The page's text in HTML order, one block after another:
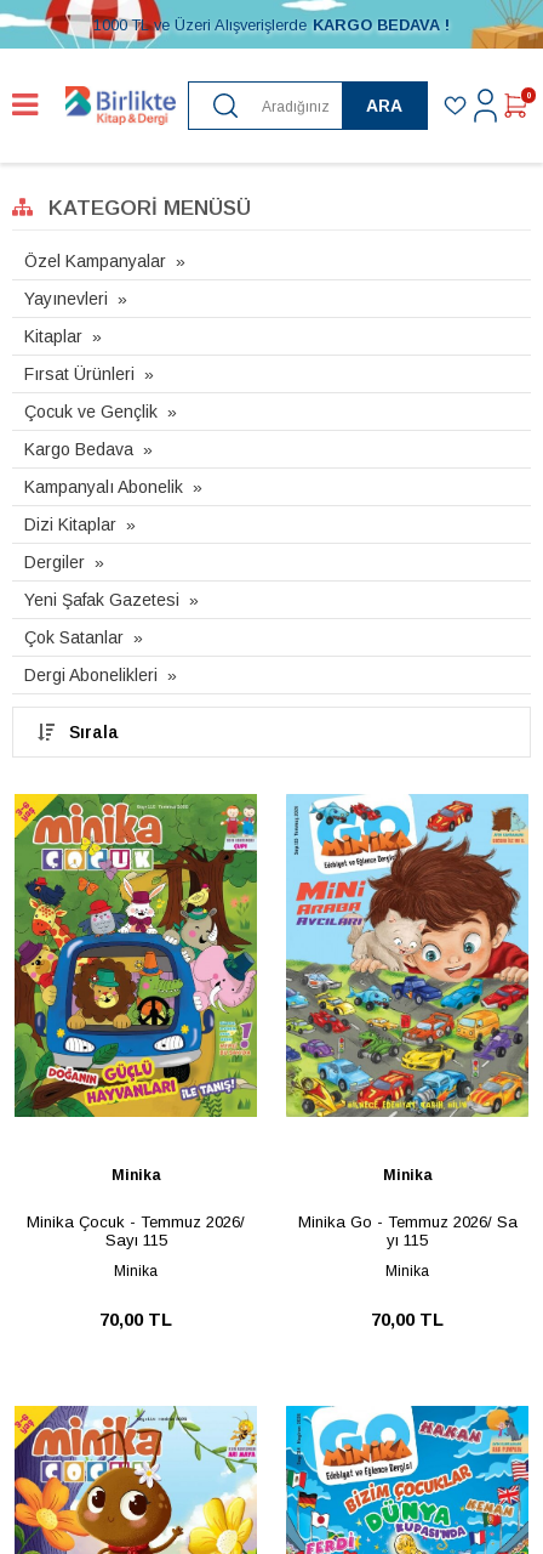
1000 TL ve Üzeri Alışverişlerde KARGO BEDAVA !
ARA
0
KATEGORI MENÜSÜ
Özel Kampanyalar
Yayınevleri
Kitaplar
Fırsat Ürünleri
Çocuk ve Gençlik
Kargo Bedava
Kampanyalı Abonelik
Dizi Kitaplar
Dergiler
Yeni Şafak Gazetesi
Çok Satanlar
Dergi Abonelikleri
Sırala
Minika
Minika Çocuk - Temmuz 2026/
Sayı 115
Minika
70,00 TL
Minika
Minika Go - Temmuz 2026/ Sa
yı 115
Minika
70,00 TL